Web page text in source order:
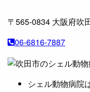
〒565-0834 大阪府吹
06-6816-7887
シェル動物病院